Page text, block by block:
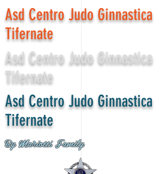
Asd Centro Judo Ginnastica
Tifernate
Asd Centro Judo Ginnastica
Tifernate
Asd Centro Judo Ginnastica
Tifernate
By Mariotti Family